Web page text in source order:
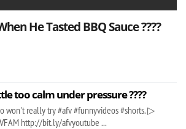
He Tasted BBQ Sauce ????
too calm under pressure ????
won't really try #afv #funnyvideos #shorts. ▷
http://bit.ly/afvyoutube ...